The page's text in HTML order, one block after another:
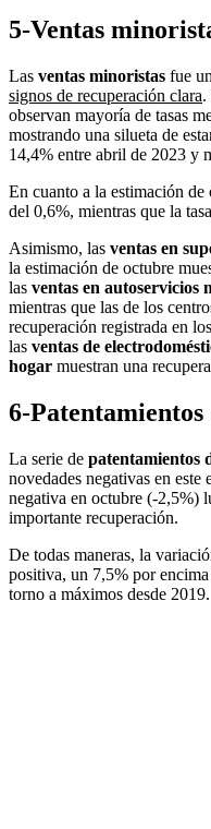
5-Ventas
Las ventas minoristas fue
signos de recuperación clara.
observan mayoría de tasas
mostrando una silueta de
14,4% entre abril de 2023 y
En cuanto a la estimación
del 0,6%, mientras que la
Asimismo, las ventas en
la estimación de octubre
las ventas en autoservicios
mientras que las de los
recuperación registrada en
las ventas de
hogar muestran una
6-Patentamientos
La serie de patentamientos
novedades negativas en
negativa en octubre (-2,5%)
importante recuperación.
De todas maneras, la
positiva, un 7,5% por
torno a máximos desde 2019.